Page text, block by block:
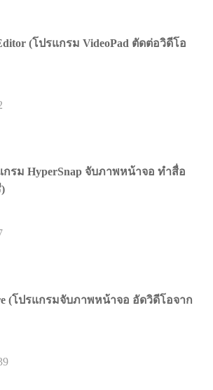
(โปรแกรม VideoPad ตัดต่อวิดีโอ
กรม HyperSnap จับภาพหน้าจอ ทำสื่อ
(โปรแกรมจับภาพหน้าจอ อัดวิดีโอจาก